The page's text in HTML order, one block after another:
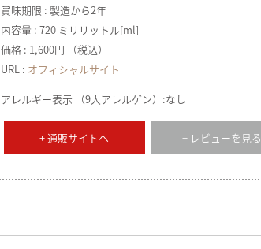
賞味期限 : 製造から2年
内容量 : 720 ミリリットル[ml]
価格 : 1,600円 （税込）
URL : オフィシャルサイト
アレルギー表示 （9大アレルゲン）:なし
+ 通販サイトへ + レビューを見る